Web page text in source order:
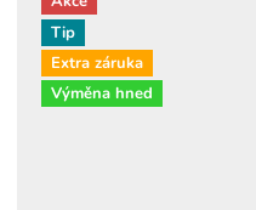
Tip
Extra záruka
Výměna hned